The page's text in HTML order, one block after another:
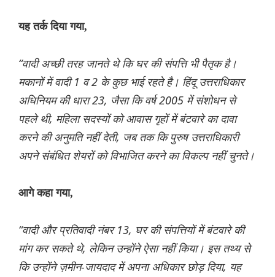
यह तर्क दिया गया,
“वादी अच्छी तरह जानते थे कि घर की संपत्ति भी पैतृक है।
मकानों में वादी 1 व 2 के कुछ भाई रहते है। हिंदू उत्तराधिकार
अधिनियम की धारा 23, जैसा कि वर्ष 2005 में संशोधन से
पहले थी, महिला सदस्यों को आवास गृहों में बंटवारे का दावा
करने की अनुमति नहीं देती, जब तक कि पुरुष उत्तराधिकारी
अपने संबंधित शेयरों को विभाजित करने का विकल्प नहीं चुनते।
आगे कहा गया,
“वादी और प्रतिवादी नंबर 13, घर की संपत्तियों में बंटवारे की
मांग कर सकते थे, लेकिन उन्होंने ऐसा नहीं किया। इस तथ्य से
कि उन्होंने ज़मीन-जायदाद में अपना अधिकार छोड़ दिया, यह